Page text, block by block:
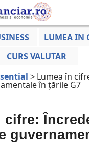
LUMEA IN
CURS VALUTAR
> Lumea în
în țările G7
cifre: